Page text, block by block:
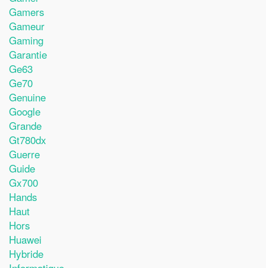
Gamers
Gameur
Gaming
Garantie
Ge63
Ge70
Genuine
Google
Grande
Gt780dx
Guerre
Guide
Gx700
Hands
Haut
Hors
Huawei
Hybride